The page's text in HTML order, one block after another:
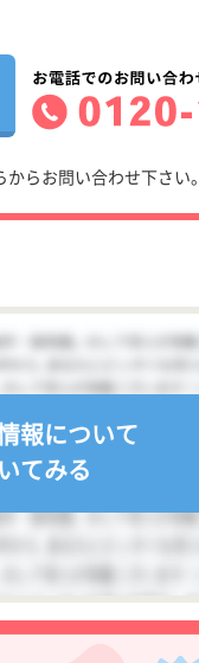
らお問い合わせ下さい。
報について
てみる